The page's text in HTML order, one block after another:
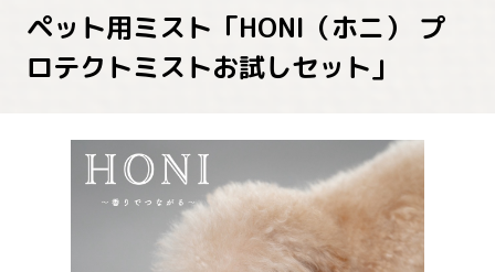
ペット用ミスト「HONI（ホニ） プ
ロテクトミストお試しセット」